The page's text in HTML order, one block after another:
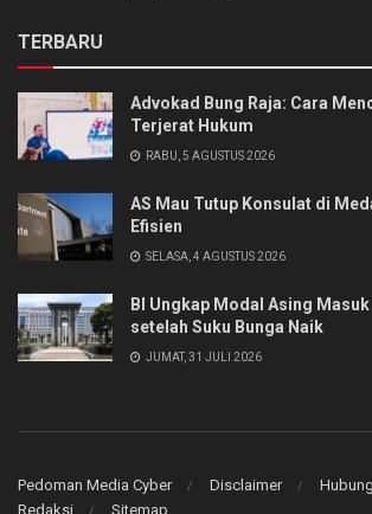
TERBARU
Advokad Bung Raja: Cara
Terjerat Hukum
RABU, 5 AGUSTUS 2026
AS Mau Tutup Konsulat di
Efisien
SELASA, 4 AGUSTUS 2026
BI Ungkap Modal Asing
setelah Suku Bunga Naik
JUMAT, 31 JULI 2026
Pedoman Media Cyber Disclaimer
Redaksi
Sitemap